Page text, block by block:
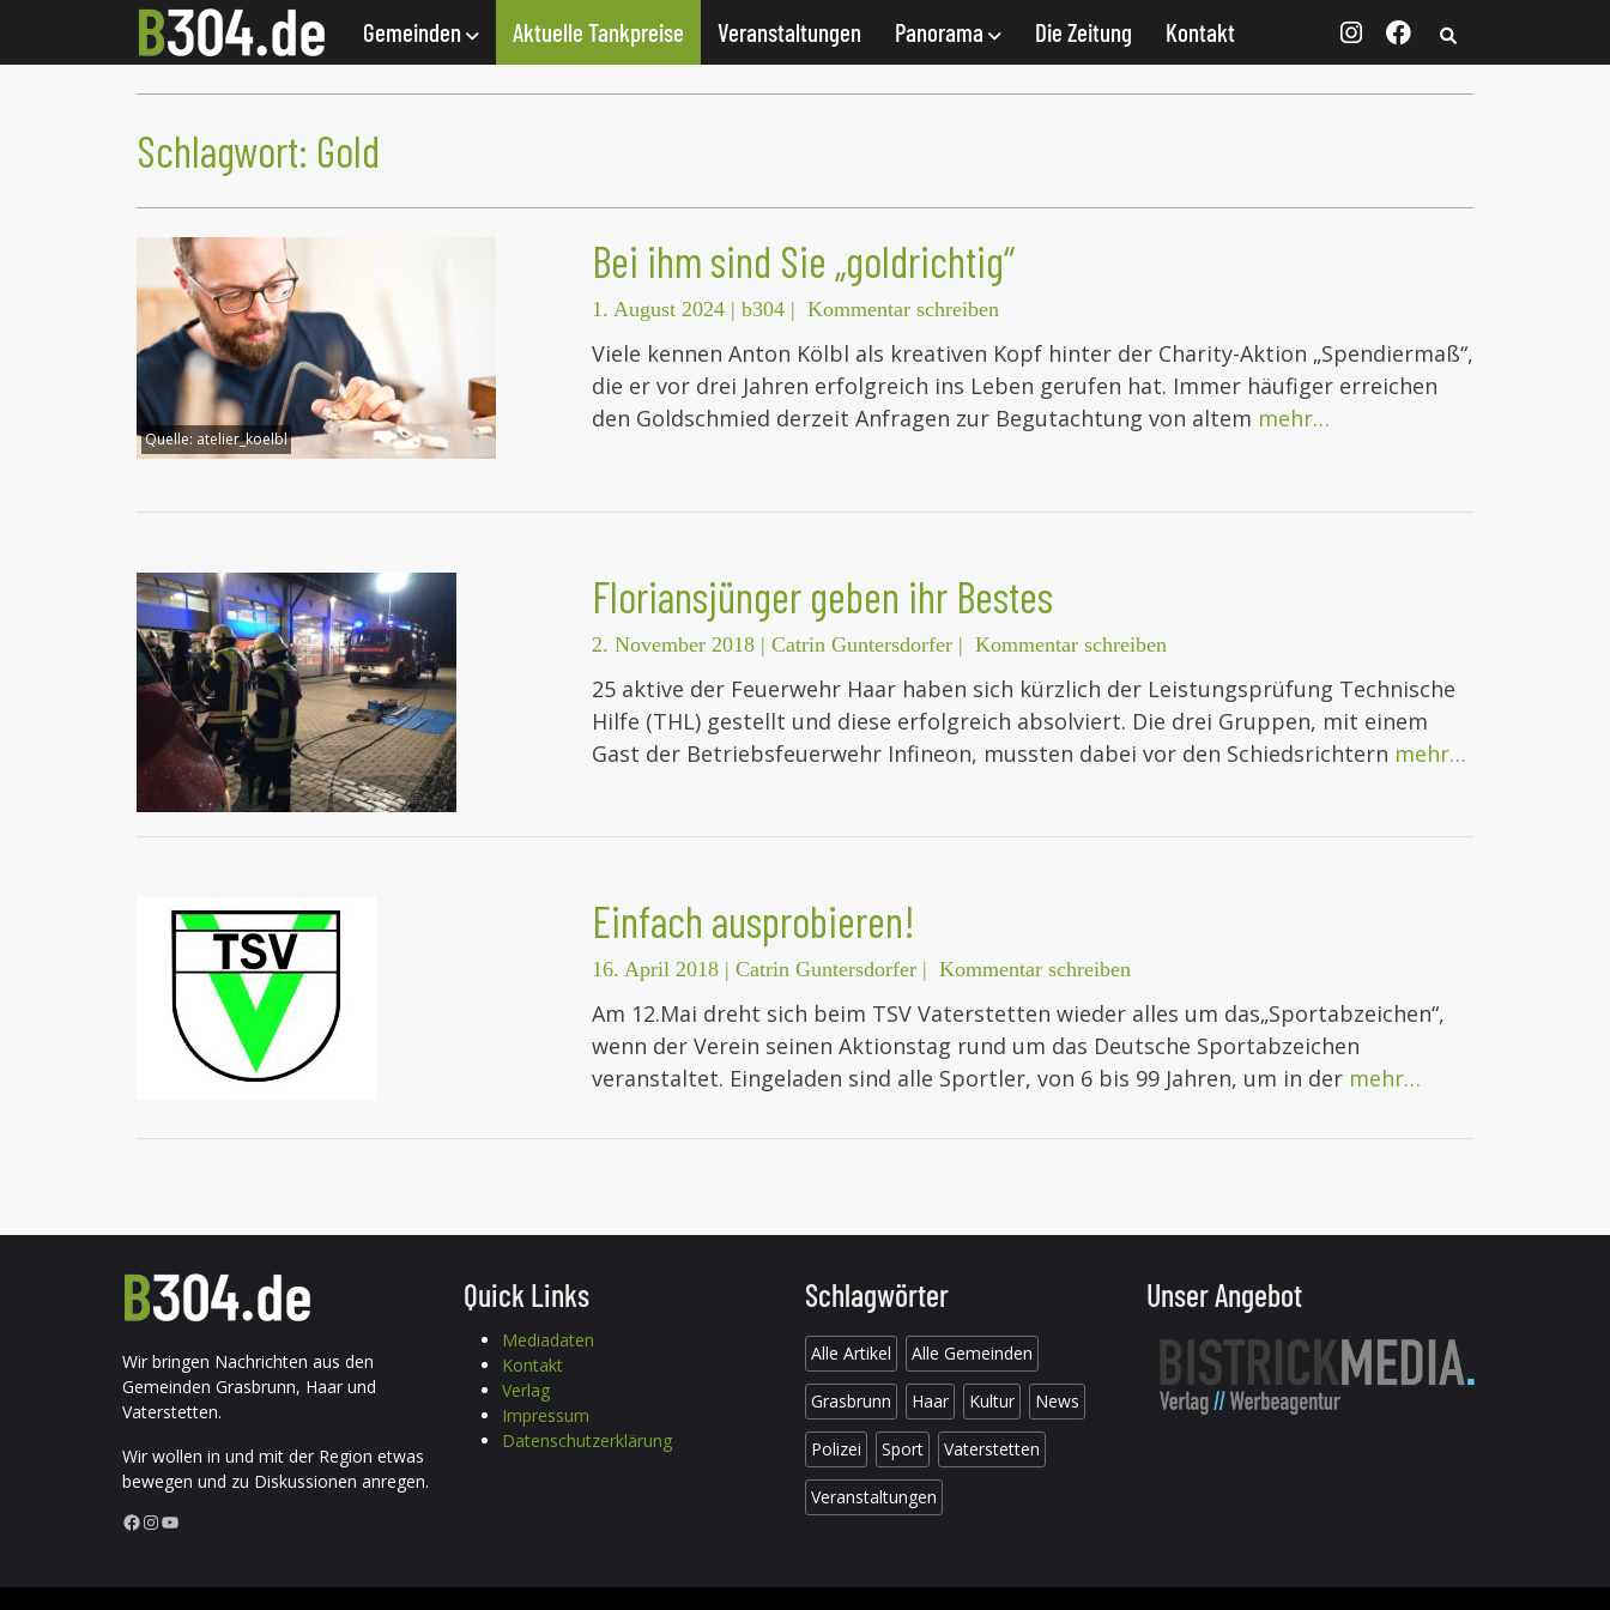
Gemeinden Aktuelle Tankpreise Veranstaltungen Panorama Die Zeitung Kontakt
Schlagwort: Gold
Quelle: atelier_koelbl
Bei ihm sind Sie „goldrichtig“
1. August 2024 | b304 | Kommentar schreiben
Viele kennen Anton Kölbl als kreativen Kopf hinter der Charity-Aktion „Spendiermaß“,
die er vor drei Jahren erfolgreich ins Leben gerufen hat. Immer häufiger erreichen
den Goldschmied derzeit Anfragen zur Begutachtung von altem mehr…
Floriansjünger geben ihr Bestes
2. November 2018 | Catrin Guntersdorfer | Kommentar schreiben
25 aktive der Feuerwehr Haar haben sich kürzlich der Leistungsprüfung Technische
Hilfe (THL) gestellt und diese erfolgreich absolviert. Die drei Gruppen, mit einem
Gast der Betriebsfeuerwehr Infineon, mussten dabei vor den Schiedsrichtern mehr…
Einfach ausprobieren!
16. April 2018 | Catrin Guntersdorfer | Kommentar schreiben
Am 12.Mai dreht sich beim TSV Vaterstetten wieder alles um das„Sportabzeichen“,
wenn der Verein seinen Aktionstag rund um das Deutsche Sportabzeichen
veranstaltet. Eingeladen sind alle Sportler, von 6 bis 99 Jahren, um in der mehr…
Wir bringen Nachrichten aus den
Gemeinden Grasbrunn, Haar und
Vaterstetten.
Wir wollen in und mit der Region etwas
bewegen und zu Diskussionen anregen.
Facebook InstagramYouTube
Quick Links
Mediadaten
Kontakt
Verlag
Impressum
Datenschutzerklärung
Schlagwörter
Alle Artikel Alle Gemeinden
Grasbrunn Haar Kultur News
Polizei Sport Vaterstetten
Veranstaltungen
Unser Angebot